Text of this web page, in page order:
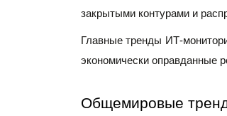
закрытыми контурами и
Главные тренды ИТ-
экономически оправданные
Общемировые